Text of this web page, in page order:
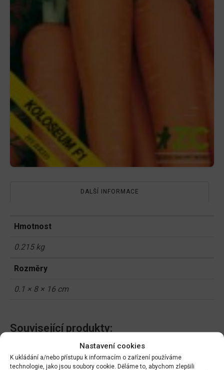
Nastavení cookies
K ukládání a/nebo přístupu k informacím o zařízení používáme
technologie, jako jsou soubory cookie. Děláme to, abychom zlepšili
DALŠÍ INFORMACE
Hmotnost
0.215 kg
Rozměry
0.1 × 8 × 16 cm
Související produkty:
Paprika zel. NELA F1 pole
64485
Měsíček lékařský NG
1780cc